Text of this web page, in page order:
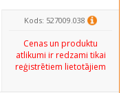
Kods: 527009.038
Cenas un produktu
atlikumi ir redzami tikai
reģistrētiem lietotājiem